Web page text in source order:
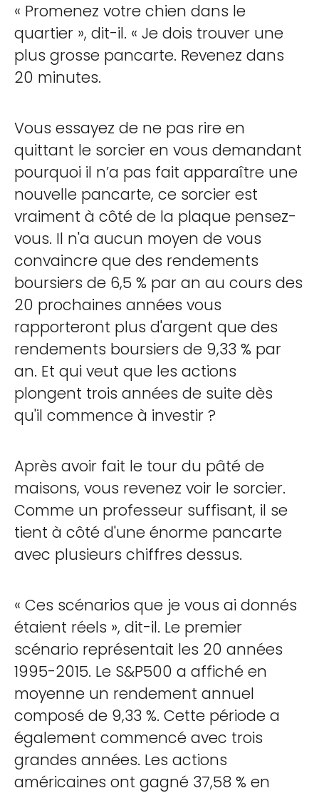
« Promenez votre chien dans le
quartier », dit-il. « Je dois trouver une
plus grosse pancarte. Revenez dans
20 minutes.
Vous essayez de ne pas rire en
quittant le sorcier en vous demandant
pourquoi il n’a pas fait apparaître une
nouvelle pancarte, ce sorcier est
vraiment à côté de la plaque pensez-
vous. Il n'a aucun moyen de vous
convaincre que des rendements
boursiers de 6,5 % par an au cours des
20 prochaines années vous
rapporteront plus d'argent que des
rendements boursiers de 9,33 % par
an. Et qui veut que les actions
plongent trois années de suite dès
qu'il commence à investir ?
Après avoir fait le tour du pâté de
maisons, vous revenez voir le sorcier.
Comme un professeur suffisant, il se
tient à côté d'une énorme pancarte
avec plusieurs chiffres dessus.
« Ces scénarios que je vous ai donnés
étaient réels », dit-il. Le premier
scénario représentait les 20 années
1995-2015. Le S&P500 a affiché en
moyenne un rendement annuel
composé de 9,33 %. Cette période a
également commencé avec trois
grandes années. Les actions
américaines ont gagné 37,58 % en